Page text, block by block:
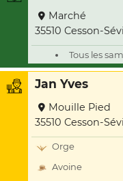
Marché
35510 Cesson-
Tous les
Jan Yves
Mouille Pied
35510 Cesson-
Orge
Avoine